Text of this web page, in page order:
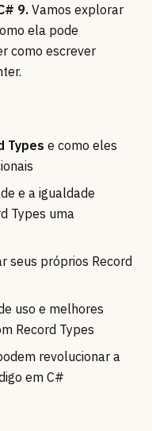
9. Vamos explorar
ela pode
como escrever
Types e como eles
e a igualdade
Types uma
seus próprios Record
uso e melhores
Record Types
revolucionar a
em C#